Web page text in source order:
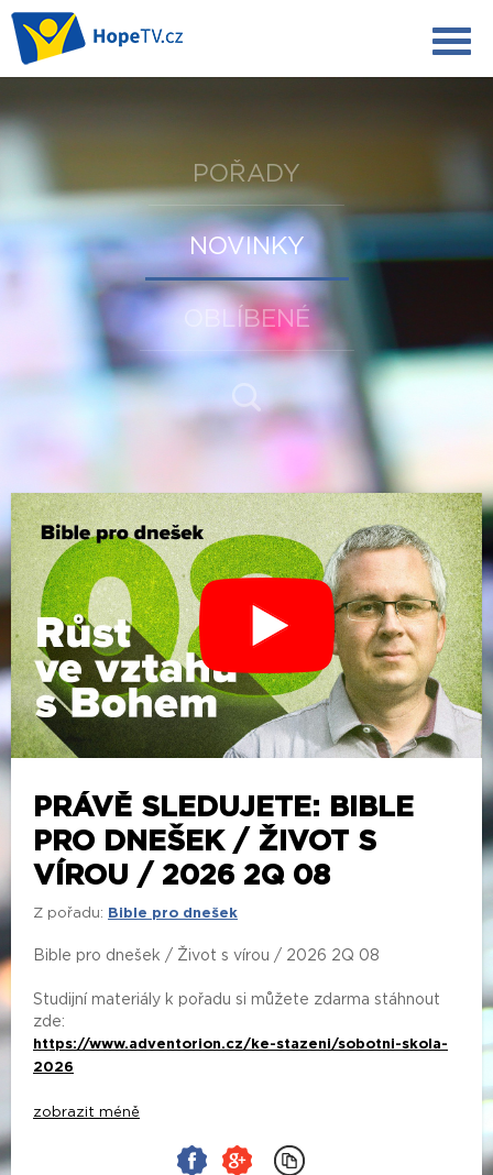
POŘADY
NOVINKY
OBLÍBENÉ
PRÁVĚ SLEDUJETE: BIBLE
PRO DNEŠEK / ŽIVOT S
VÍROU / 2026 2Q 08
Z pořadu: Bible pro dnešek
Bible pro dnešek / Život s vírou / 2026 2Q 08
Studijní materiály k pořadu si můžete zdarma stáhnout
zde:
https://www.adventorion.cz/ke-stazeni/sobotni-skola-
2026
zobrazit méně